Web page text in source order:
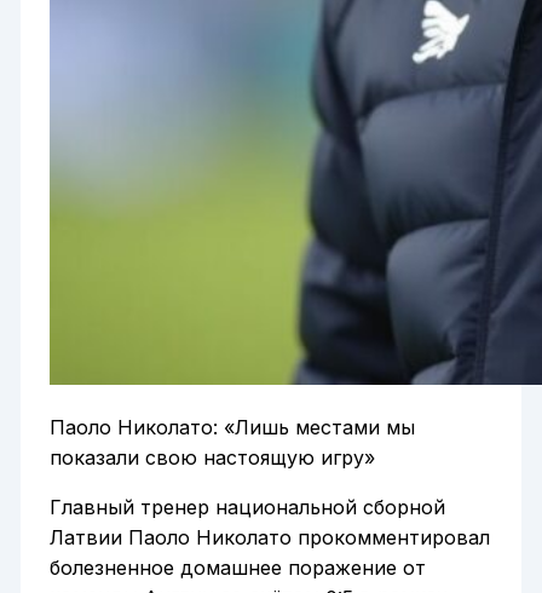
Паоло Николато: «Лишь местами мы
показали свою настоящую игру»
Главный тренер национальной сборной
Латвии Паоло Николато прокомментировал
болезненное домашнее поражение от